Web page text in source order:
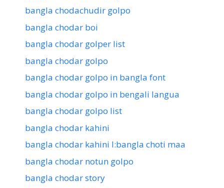
bangla chodachudir golpo
bangla chodar boi
bangla chodar golper list
bangla chodar golpo
bangla chodar golpo in bangla font
bangla chodar golpo in bengali langua
bangla chodar golpo list
bangla chodar kahini
bangla chodar kahini l:bangla choti maa
bangla chodar notun golpo
bangla chodar story